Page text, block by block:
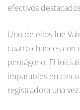
efectivos
Uno de ellos fue
cuatro chances con
pentágono. El
imparables en
registradora una vez.